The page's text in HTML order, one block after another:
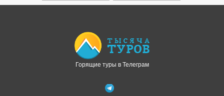
Горящие туры в Телеграм